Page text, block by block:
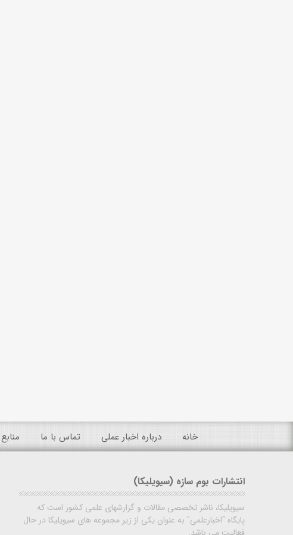
خانه درباره اخبار عملی تماس با ما منابع
انتشارات بوم سازه (سیویلیکا)
سیویلیکا، ناشر تخصصی مقالات و گزارشهای علمی کشور است که
پایگاه "اخبارعلمی" به عنوان یکی از زیر مجموعه های سیویلیکا در حال